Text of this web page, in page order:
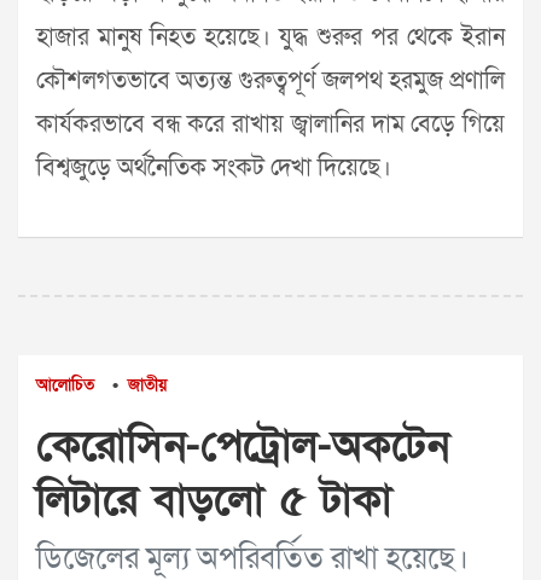
হাজার মানুষ নিহত হয়েছে। যুদ্ধ শুরুর পর থেকে ইরান
কৌশলগতভাবে অত্যন্ত গুরুত্বপূর্ণ জলপথ হরমুজ প্রণালি
কার্যকরভাবে বন্ধ করে রাখায় জ্বালানির দাম বেড়ে গিয়ে
বিশ্বজুড়ে অর্থনৈতিক সংকট দেখা দিয়েছে।
আলোচিত • জাতীয়
কেরোসিন-পেট্রোল-অকটেন
লিটারে বাড়লো ৫ টাকা
ডিজেলের মূল্য অপরিবর্তিত রাখা হয়েছে।